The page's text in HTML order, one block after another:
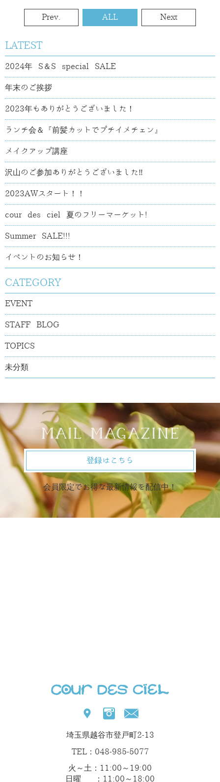
Prev. ALL Next
LATEST
2024年 S＆S special SALE
年末のご挨拶
2023年もありがとうございました！
ランチ会＆『前髪カットでプチイメチェン』
メイクアップ講座
沢山のご参加ありがとうございました‼
2023AWスタート！！
cour des ciel 夏のフリーマーケット!
Summer SALE!!!
イベントのお知らせ！
CATEGORY
EVENT
STAFF BLOG
TOPICS
未分類
登録はこちら
会員限定でお得な最新情報を配信中！
埼玉県越谷市登戸町2-13
TEL：048-985-5077
火～土：11:00～19:00
日曜 ：11:00～18:00